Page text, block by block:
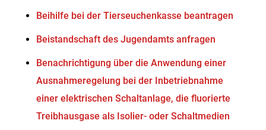
Beihilfe bei der Tierseuchenkasse beantragen
Beistandschaft des Jugendamts anfragen
Benachrichtigung über die Anwendung einer
Ausnahmeregelung bei der Inbetriebnahme
einer elektrischen Schaltanlage, die fluorierte
Treibhausgase als Isolier- oder Schaltmedien